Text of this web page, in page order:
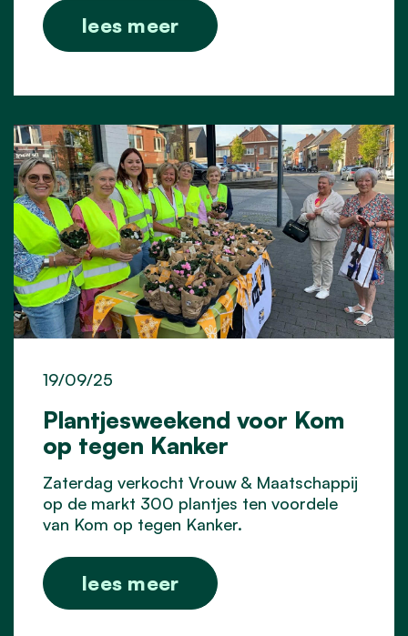
lees meer
Plantjesweekend voor Kom
op tegen Kanker
19/09/25
Zaterdag verkocht Vrouw & Maatschappij
op de markt 300 plantjes ten voordele
van Kom op tegen Kanker.
lees meer